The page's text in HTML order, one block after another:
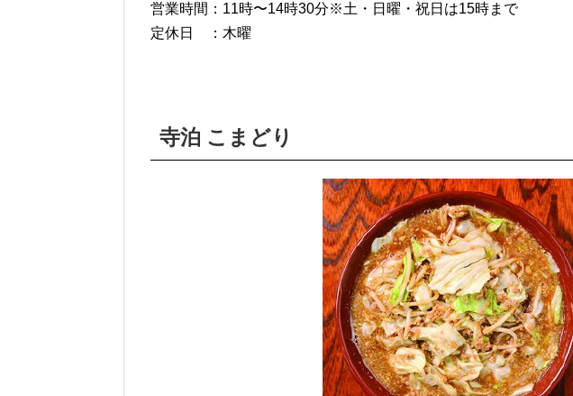
営業時間：11時〜14時30分※土・日曜・祝日は15時まで
定休日 ：木曜
寺泊 こまどり